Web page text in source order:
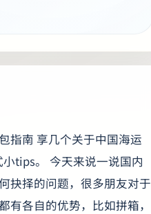
指南 享几个关于中国海运
tips。 今天来说一说国内
抉择的问题，很多朋友对于
各自的优势，比如拼箱，